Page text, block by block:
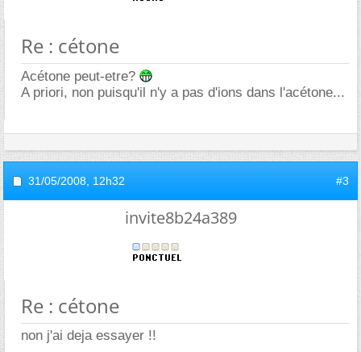
Re : cétone
Acétone peut-etre?
A priori, non puisqu'il n'y a pas d'ions dans l'acétone...
31/05/2008, 12h32 #3
invite8b24a389
Re : cétone
non j'ai deja essayer !!